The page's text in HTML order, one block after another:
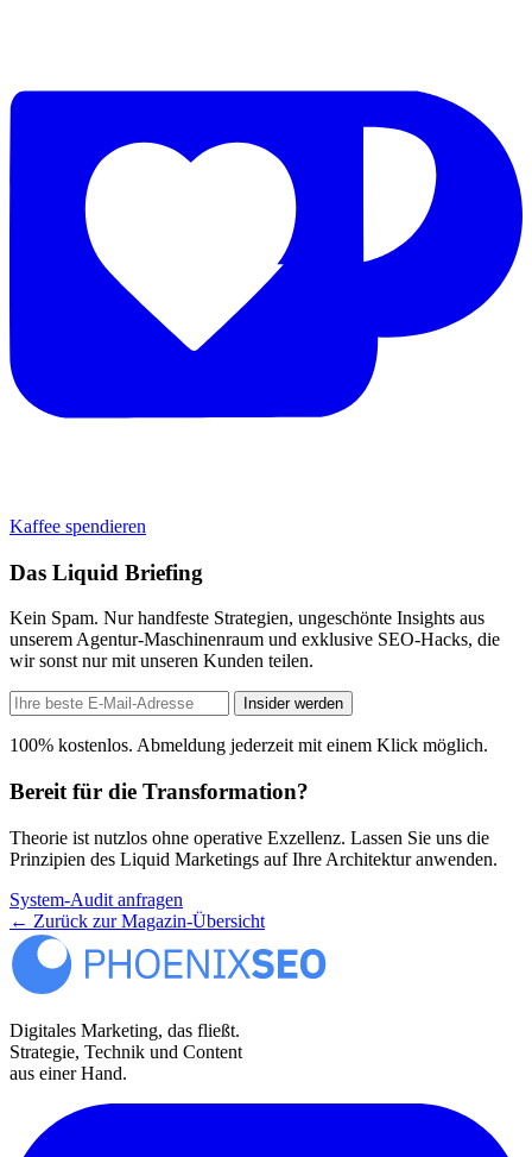
Kaffee spendieren
Das Liquid Briefing
Kein Spam. Nur handfeste Strategien, ungeschönte Insights aus
unserem Agentur-Maschinenraum und exklusive SEO-Hacks, die
wir sonst nur mit unseren Kunden teilen.
Insider werden
100% kostenlos. Abmeldung jederzeit mit einem Klick möglich.
Bereit für die Transformation?
Theorie ist nutzlos ohne operative Exzellenz. Lassen Sie uns die
Prinzipien des Liquid Marketings auf Ihre Architektur anwenden.
System-Audit anfragen
← Zurück zur Magazin-Übersicht
Digitales Marketing, das fließt.
Strategie, Technik und Content
aus einer Hand.